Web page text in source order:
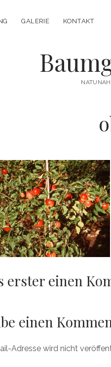
GALERIE KONTAKT
erster einen
einen
Adresse wird nicht